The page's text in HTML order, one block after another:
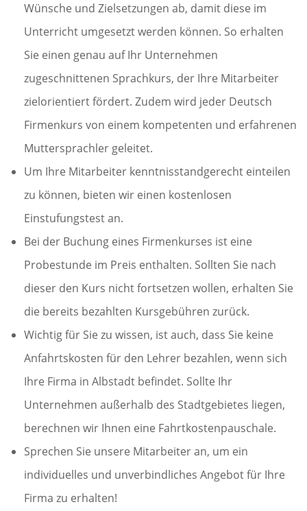
Wünsche und Zielsetzungen ab, damit diese im
Unterricht umgesetzt werden können. So erhalten
Sie einen genau auf Ihr Unternehmen
zugeschnittenen Sprachkurs, der Ihre Mitarbeiter
zielorientiert fördert. Zudem wird jeder Deutsch
Firmenkurs von einem kompetenten und erfahrenen
Muttersprachler geleitet.
Um Ihre Mitarbeiter kenntnisstandgerecht einteilen
zu können, bieten wir einen kostenlosen
Einstufungstest an.
Bei der Buchung eines Firmenkurses ist eine
Probestunde im Preis enthalten. Sollten Sie nach
dieser den Kurs nicht fortsetzen wollen, erhalten Sie
die bereits bezahlten Kursgebühren zurück.
Wichtig für Sie zu wissen, ist auch, dass Sie keine
Anfahrtskosten für den Lehrer bezahlen, wenn sich
Ihre Firma in Albstadt befindet. Sollte Ihr
Unternehmen außerhalb des Stadtgebietes liegen,
berechnen wir Ihnen eine Fahrtkostenpauschale.
Sprechen Sie unsere Mitarbeiter an, um ein
individuelles und unverbindliches Angebot für Ihre
Firma zu erhalten!